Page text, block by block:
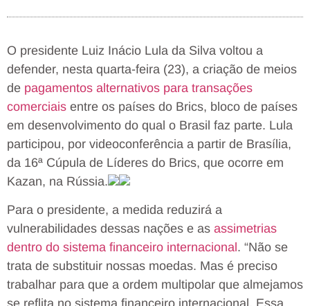
O presidente Luiz Inácio Lula da Silva voltou a
defender, nesta quarta-feira (23), a criação de meios
de pagamentos alternativos para transações
comerciais entre os países do Brics, bloco de países
em desenvolvimento do qual o Brasil faz parte. Lula
participou, por videoconferência a partir de Brasília,
da 16ª Cúpula de Líderes do Brics, que ocorre em
Kazan, na Rússia.
Para o presidente, a medida reduzirá a
vulnerabilidades dessas nações e as assimetrias
dentro do sistema financeiro internacional . “Não se
trata de substituir nossas moedas. Mas é preciso
trabalhar para que a ordem multipolar que almejamos